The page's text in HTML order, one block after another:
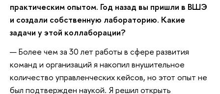
практическим опытом. Год назад вы пришли в ВШЭ
и создали собственную лабораторию. Какие
задачи у этой коллаборации?
— Более чем за 30 лет работы в сфере развития
команд и организаций я накопил внушительное
количество управленческих кейсов, но этот опыт не
был подтвержден наукой. Я решил открыть